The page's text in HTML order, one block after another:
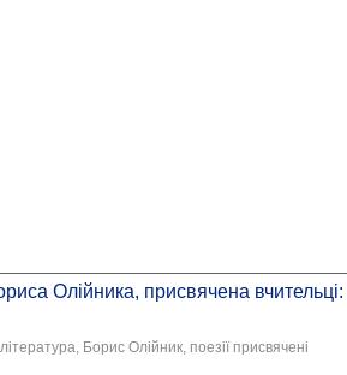
Олійника, присвячена вчительці:
Борис Олійник, поезії присвячені